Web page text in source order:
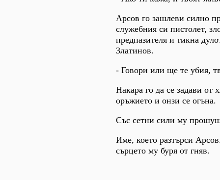
Арсов го зашлеви силно
служебния си пистолет,
предпазителя и тикна
Златинов.
- Говори или ще те убия,
Накара го да се задави от
оръжието и онзи се огъна.
Със сетни сили му
Име, което разтърси
сърцето му буря от гняв.